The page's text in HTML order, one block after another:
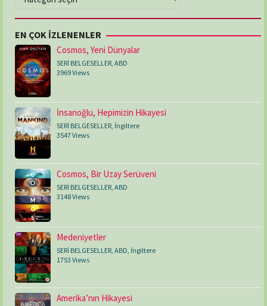
EN ÇOK İZLENENLER
Cosmos, Yeni Dünyalar
SERİ BELGESELLER, ABD
3969 Views
İnsanoğlu, Hepimizin Hikayesi
SERİ BELGESELLER, İngiltere
3547 Views
Cosmos, Bir Uzay Serüveni
SERİ BELGESELLER ABD
3148 Views
Medeniyetler
SERİ BELGESELLER ABD İngiltere
1753 Views
Amerika’nın Hikayesi